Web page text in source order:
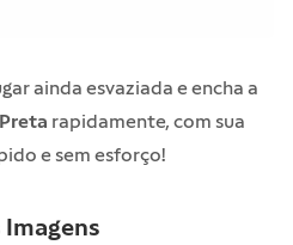
ainda esvaziada e encha a
rapidamente, com sua
e sem esforço!
Imagens